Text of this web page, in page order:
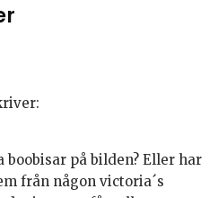
boobisar på bilden? Eller har
från någon victoria´s